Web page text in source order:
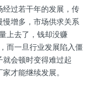
过若干年的发展，传
增多，市场供求关系
上去了，钱却没赚
而一旦行业发展陷入僵
就会顿时变得难过起
才能继续发展。